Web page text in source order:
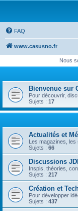
FAQ
www.casusno.fr
Nous
Bienvenue sur
Pour découvrir,
Sujets : 17
Actualités et
Les magazines, les
Sujets : 66
Discussions
Inspis, théories,
Sujets : 217
Création et
Pour développer
Sujets : 437